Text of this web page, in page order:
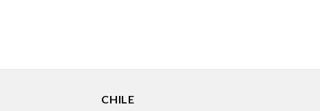
CHILE